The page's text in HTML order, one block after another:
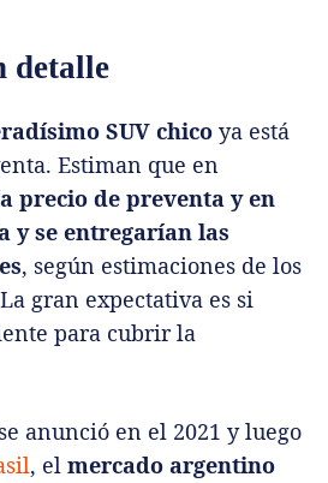
detalle
SUV chico ya está
Estiman que en
precio de preventa y en
y se entregarían las
, según estimaciones de los
gran expectativa es si
para cubrir la
anunció en el 2021 y luego
, el mercado argentino